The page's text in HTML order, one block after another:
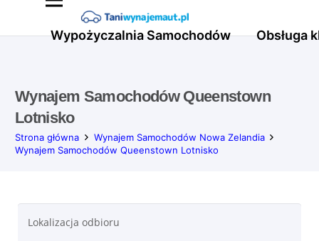
Wypożyczalnia Samochodów Obsługa
Wynajem Samochodów Queenstown
Lotnisko
Strona główna
Wynajem Samochodów Nowa Zelandia
Wynajem Samochodów Queenstown Lotnisko
Lokalizacja odbioru